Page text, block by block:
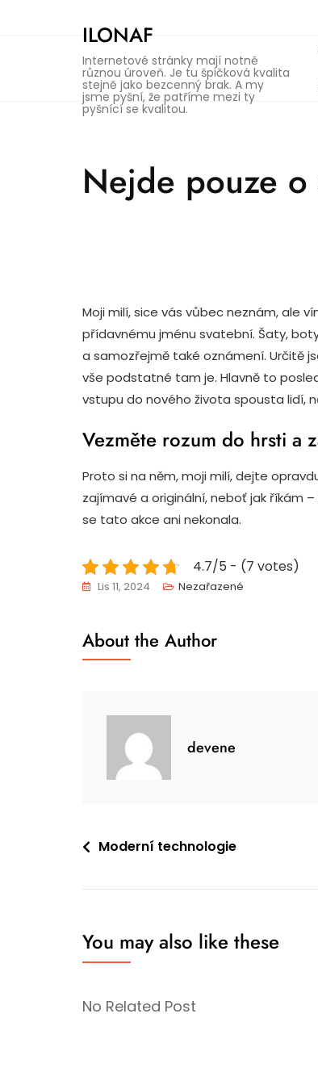
ILONAF
Internetové stránky mají notně
různou úroveň. Je tu špičková kvalita
stejně jako bezcenný brak. A my
jsme pyšní, že patříme mezi ty
pyšnící se kvalitou.
Nejde pouze
Moji milí, sice vás vůbec neznám, ale
přídavnému jménu svatební. Šaty,
a samozřejmě také oznámení. Určitě
vše podstatné tam je. Hlavně to
vstupu do nového života spousta lidí,
Vezměte rozum do hrsti a
Proto si na něm, moji milí, dejte
zajímavé a originální, neboť jak říkám
se tato akce ani nekonala.
4.7/5 - (7 votes)
Lis 11, 2024 Nezařazené
About the Author
devene
Navigace
Moderní technologie
You may also like these
No Related Post